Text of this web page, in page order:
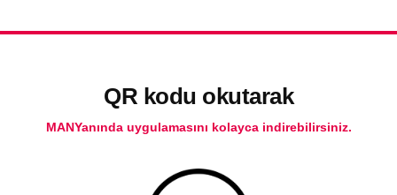
QR kodu okutarak
MANYanında uygulamasını kolayca indirebilirsiniz.